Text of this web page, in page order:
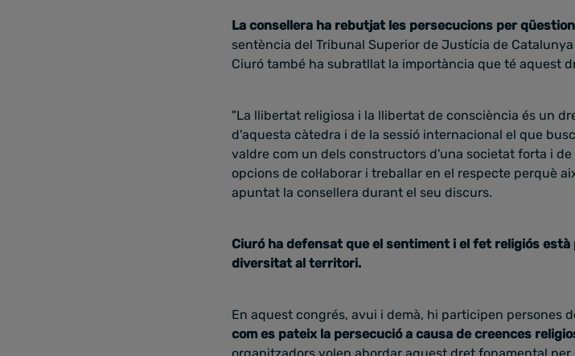
La consellera ha rebutjat les persecucions per
sentència del Tribunal Superior de Justícia de Catalunya
Ciuró també ha subratllat la importància que té aquest
"La llibertat religiosa i la llibertat de consciència és un
d'aquesta càtedra i de la sessió internacional el que
valdre com un dels constructors d'una societat forta i
opcions de col·laborar i treballar en el respecte perquè
apuntat la consellera durant el seu discurs.
Ciuró ha defensat que el sentiment i el fet religiós
diversitat al territori.
En aquest congrés, avui i demà, hi participen persones
com es pateix la persecució a causa de creences